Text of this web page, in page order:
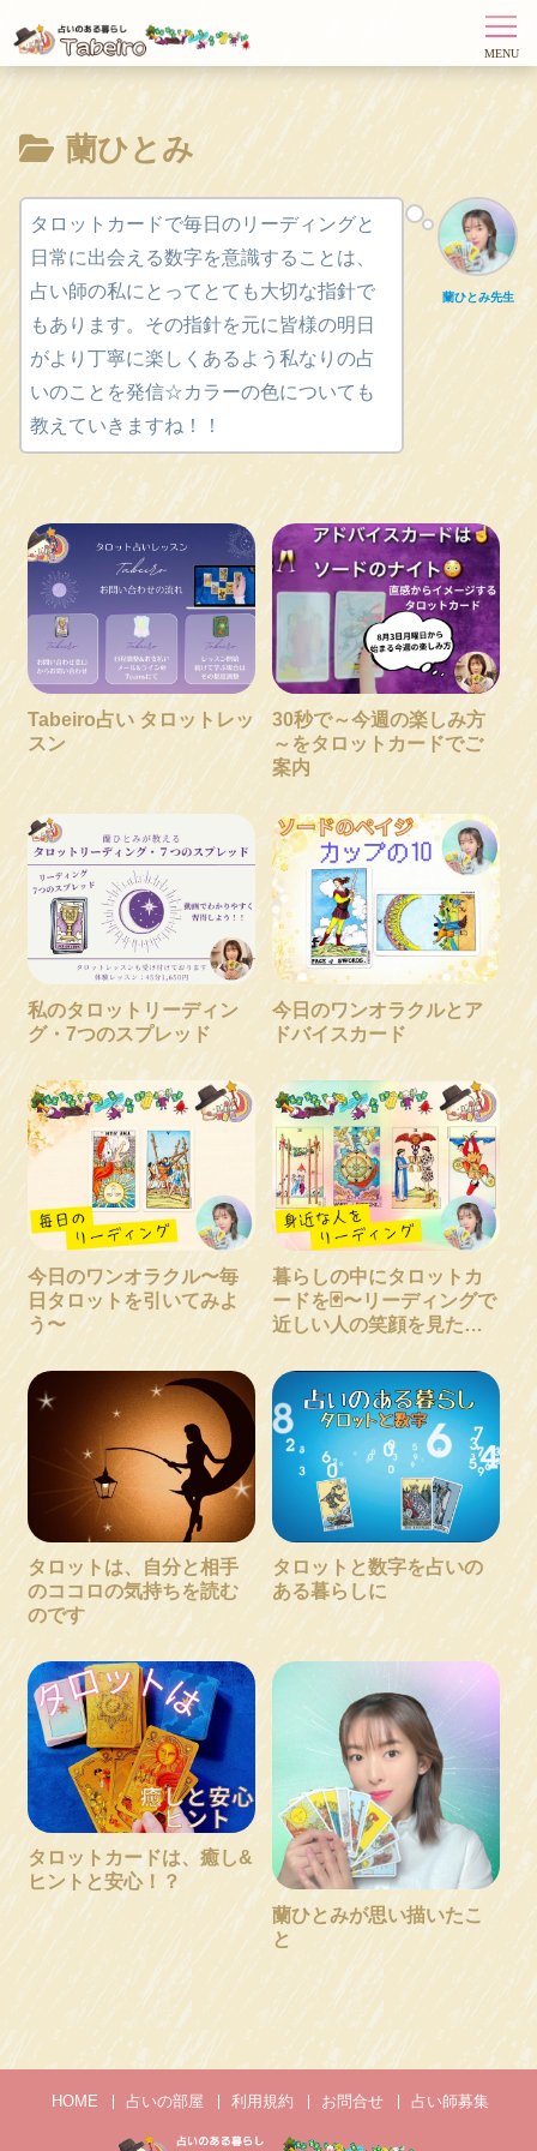
蘭ひとみ
蘭ひとみ先生
タロットカードで毎日のリーディングと
日常に出会える数字を意識することは、
占い師の私にとってとても大切な指針で
もあります。その指針を元に皆様の明日
がより丁寧に楽しくあるよう私なりの占
いのことを発信☆カラーの色についても
教えていきますね！！
Tabeiro占い タロットレッ
スン
30秒で～今週の楽しみ方
～をタロットカードでご
案内
私のタロットリーディン
グ・7つのスプレッド
今日のワンオラクルとア
ドバイスカード
今日のワンオラクル〜毎
日タロットを引いてみよ
う〜
暮らしの中にタロットカ
ードを🃏〜リーディングで
近しい人の笑顔を見た
タロットは、自分と相手
のココロの気持ちを読む
のです
タロットと数字を占いの
ある暮らしに
タロットカードは、癒し&
ヒントと安心！？
蘭ひとみが思い描いたこ
と
HOME 占いの部屋 利用規約 お問合せ 占い師募集